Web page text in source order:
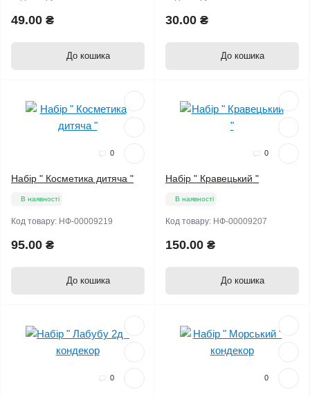
49.00 ₴
До кошика
30.00 ₴
До кошика
0
Набір " Косметика дитяча "
В наявності
Код товару: НФ-00009219
95.00 ₴
До кошика
0
Набір " Кравецький "
В наявності
Код товару: НФ-00009207
150.00 ₴
До кошика
0 0